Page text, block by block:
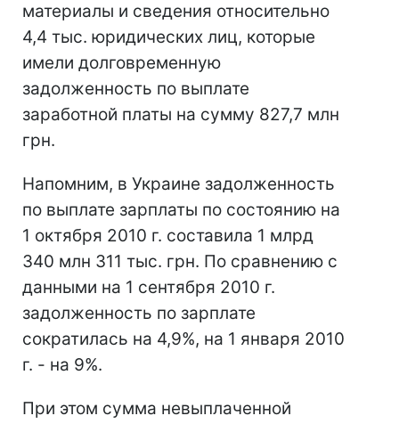
материалы и сведения относительно
4,4 тыс. юридических лиц, которые
имели долговременную
задолженность по выплате
заработной платы на сумму 827,7 млн
грн.
Напомним, в Украине задолженность
по выплате зарплаты по состоянию на
1 октября 2010 г. составила 1 млрд
340 млн 311 тыс. грн. По сравнению с
данными на 1 сентября 2010 г.
задолженность по зарплате
сократилась на 4,9%, на 1 января 2010
г. - на 9%.
При этом сумма невыплаченной